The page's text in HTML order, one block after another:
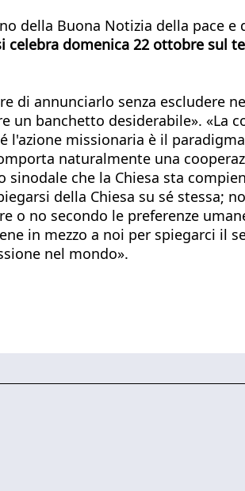
Buona Notizia della pace e
celebra domenica 22 ottobre sul
annunciarlo senza escludere
banchetto desiderabile». «La
missionaria è il
naturalmente una
che la Chiesa sta
della Chiesa su sé stessa;
o no secondo le preferenze
in mezzo a noi per spiegarci il
nel mondo».